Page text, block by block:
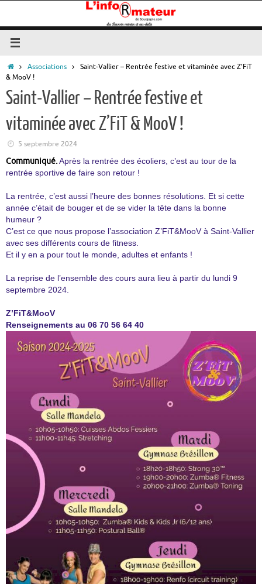
contenu
Accueil
Associations
Saint-Vallier – Rentrée festive et vitaminée avec Z’FiT
& MooV !
Saint-Vallier – Rentrée festive et
vitaminée avec Z’FiT & MooV !
5 septembre 2024
Communiqué.Après la rentrée des écoliers, c’est au tour de la
rentrée sportive de faire son retour !
La rentrée, c’est aussi l’heure des bonnes résolutions. Et si cette
année c’était de bouger et de se vider la tête dans la bonne
humeur ?
C’est ce que nous propose l’association Z’FiT&MooV à Saint-Vallier
avec ses différents cours de fitness.
Et il y en a pour tout le monde, adultes et enfants !
La reprise de l’ensemble des cours aura lieu à partir du lundi 9
septembre 2024.
Z’FiT&MooV
Renseignements au 06 70 56 64 40